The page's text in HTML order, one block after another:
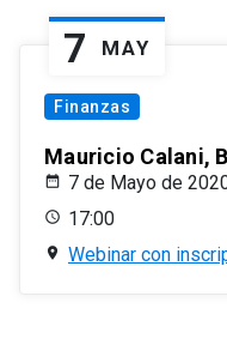
7 MAY
Finanzas
Mauricio Calani,
7 de Mayo de
17:00
Webinar con